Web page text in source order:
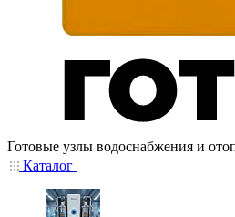
Готовые узлы водоснабжения и
Каталог